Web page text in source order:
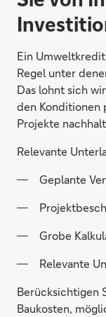
Ein
Regel unter
Das lohnt sich
den Konditionen
Projekte
Relevante
Geplante
Grobe
Relevante
Berücksichtigen
Baukosten,